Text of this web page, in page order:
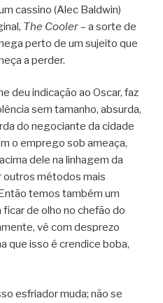
cassino (Alec Baldwin)
The Cooler– a sorte de
perto de um sujeito que
a perder.
deu indicação ao Oscar, faz
sem tamanho, absurda,
do negociante da cidade
o emprego sob ameaça,
dele na linhagem da
métodos mais
temos também um
de olho no chefão do
vê com desprezo
que isso é crendice boba,
esfriador muda; não se